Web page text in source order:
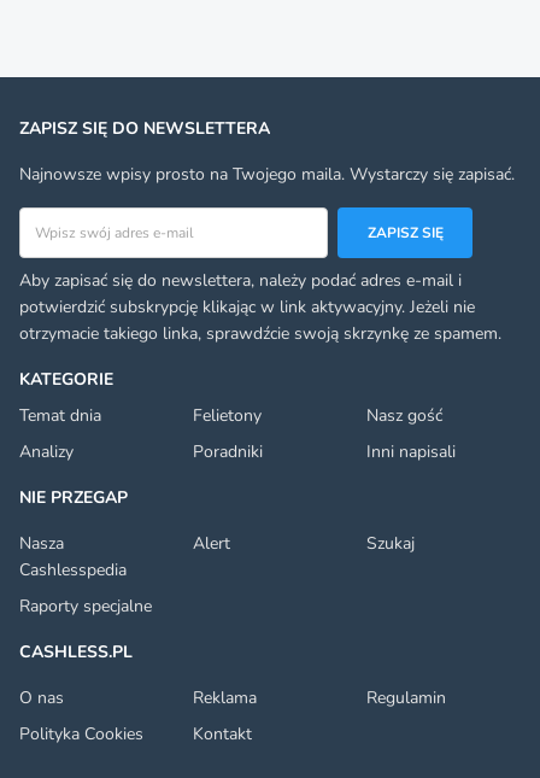
KATEGORIE
Temat dnia
Felietony
Nasz gość
Analizy
Poradniki
Inni napisali
NIE PRZEGAP
Nasza
Cashlesspedia
Alert Szukaj
Raporty specjalne
CASHLESS.PL
O nas
Reklama
Regulamin
Polityka Cookies
Kontakt
ZAPISZ SIĘ DO NEWSLETTERA
Najnowsze wpisy prosto na Twojego maila. Wystarczy się zapisać.
Adres email
ZAPISZ SIĘ
Aby zapisać się do newslettera, należy podać adres e-mail i
potwierdzić subskrypcję klikając w link aktywacyjny. Jeżeli nie
otrzymacie takiego linka, sprawdźcie swoją skrzynkę ze spamem.